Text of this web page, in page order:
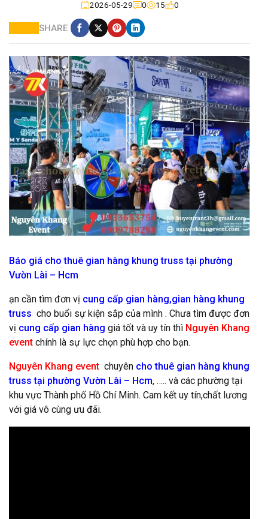
2026-05-29 0 15 0
SHARE
Báo giá cho thuê gian hàng khung truss tại phường
Vườn Lài – Hcm
ạn cần tìm đơn vị cung cấp gian hàng,gian hàng khung
truss cho buổi sự kiện sắp của mình . Chưa tìm được đơn
vị cung cấp gian hàng giá tốt và uy tín thì Nguyên Khang
event chính là sự lực chọn phù hợp cho bạn.
Nguyên Khang event chuyên cho thuê gian hàng khung
truss tại phường Vườn Lài – Hcm, ….. và các phường tại
khu vực Thành phố Hồ Chí Minh. Cam kết uy tín,chất lương
với giá vô cùng ưu đãi.